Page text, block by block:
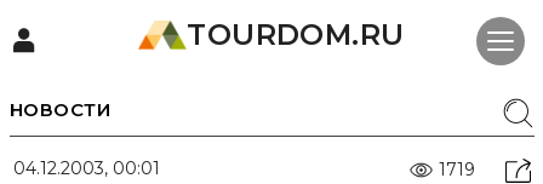
TOURDOM.RU
НОВОСТИ
04.12.2003, 00:01 1719